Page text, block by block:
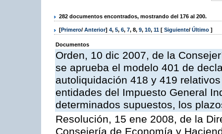
282 documentos encontrados, mostrando del 176 al 200.
[Primero/ Anterior] 4, 5, 6, 7, 8, 9, 10, 11 [ Siguiente/ Último ]
Documentos
Orden, 10 dic 2007, de la
se aprueba el modelo 401 de
autoliquidación 418 y 419
entidades del Impuesto General
determinados supuestos, los
Resolución, 15 ene 2008, de la